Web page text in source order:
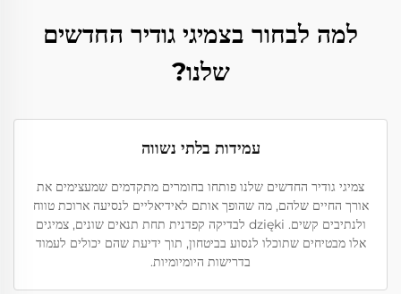
למה לבחור בצמיגי גודיר החדשים
שלנו?
עמידות בלתי נשווה
צמיגי גודיר החדשים שלנו פותחו בחומרים מתקדמים שמעצימים את
אורך החיים שלהם, מה שהופך אותם לאידיאליים לנסיעה ארוכת טווח
ולנתיבים קשים. dzięki לבדיקה קפדנית תחת תנאים שונים, צמיגים
אלו מבטיחים שתוכלו לנסוע בביטחון, תוך ידיעת שהם יכולים לעמוד
בדרישות היומיומיות.